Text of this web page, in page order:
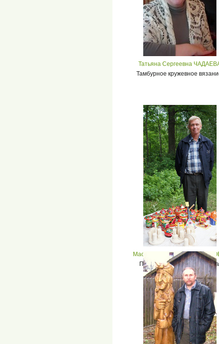
Татьяна Сергеевна
Тамбурное кружевное
Мастерская Владимира
Полхов-майданская